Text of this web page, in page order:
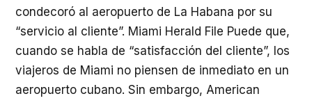
condecoró al aeropuerto de La Habana por su
“servicio al cliente”. Miami Herald File Puede que,
cuando se habla de “satisfacción del cliente”, los
viajeros de Miami no piensen de inmediato en un
aeropuerto cubano. Sin embargo, American